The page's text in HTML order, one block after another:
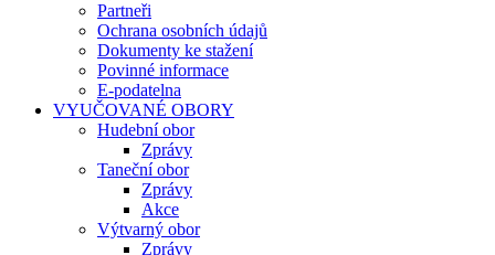
Partneři
Ochrana osobních údajů
Dokumenty ke stažení
Povinné informace
E-podatelna
VYUČOVANÉ OBORY
Hudební obor
Zprávy
Taneční obor
Zprávy
Akce
Výtvarný obor
Zprávy